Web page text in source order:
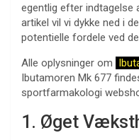
egentlig efter indtagelse
artikel vil vi dykke ned i
potentielle fordele ved
Alle oplysninger om
Ibutamoren Mk 677
sportfarmakologi
1. Øget